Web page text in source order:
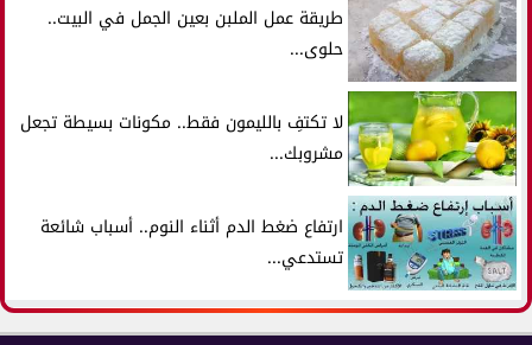
طريقة عمل الملبن بعين الجمل في البيت..
حلوى...
لا تكتفِ بالليمون فقط.. مكونات بسيطة تجعل
مشروبك...
ارتفاع ضغط الدم أثناء النوم.. أسباب شائعة
تستدعي...